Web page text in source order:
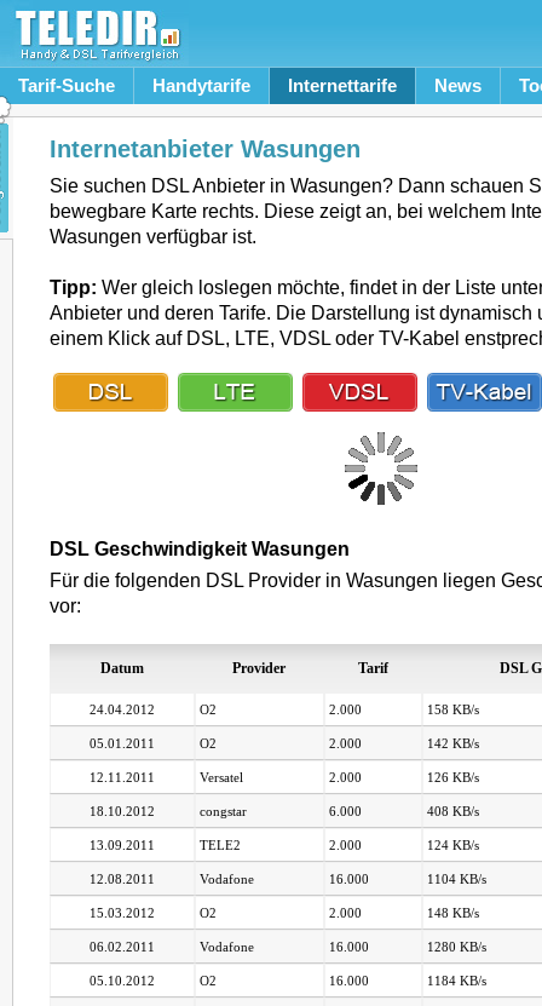
Tarif-Suche Handytarife Internettarife News
Internetanbieter Wasungen
Sie suchen DSL Anbieter in Wasungen? Dann schauen
bewegbare Karte rechts. Diese zeigt an, bei welchem
Wasungen verfügbar ist.
Tipp: Wer gleich loslegen möchte, findet in der Liste
Anbieter und deren Tarife. Die Darstellung ist dynamisch
einem Klick auf DSL, LTE, VDSL oder TV-Kabel
DSL Geschwindigkeit Wasungen
Für die folgenden DSL Provider in Wasungen liegen
vor:
Datum Provider Tarif DSL
24.04.2012 O2 2.000 158 KB/s
05.01.2011 O2 2.000 142 KB/s
12.11.2011 Versatel 2.000 126 KB/s
18.10.2012 congstar 6.000 408 KB/s
13.09.2011 TELE2 2.000 124 KB/s
12.08.2011 Vodafone 16.000 1104 KB/s
15.03.2012 O2 2.000 148 KB/s
06.02.2011 Vodafone 16.000 1280 KB/s
05.10.2012 O2 16.000 1184 KB/s